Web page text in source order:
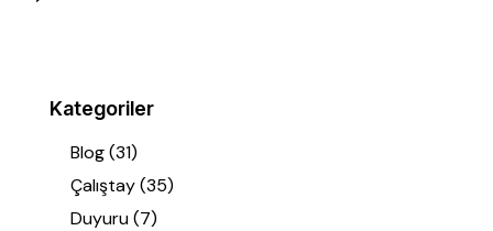
Kategoriler
Blog(31)
Çalıştay(35)
Duyuru(7)